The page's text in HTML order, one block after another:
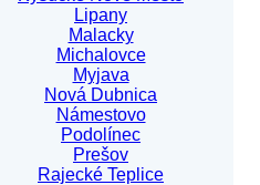
Lipany
Malacky
Michalovce
Myjava
Nová Dubnica
Námestovo
Podolínec
Prešov
Rajecké Teplice